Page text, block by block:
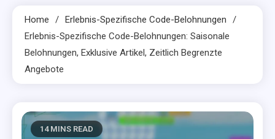
Home
Erlebnis-Spezifische Code-Belohnungen
Erlebnis-Spezifische Code-Belohnungen: Saisonale
Belohnungen, Exklusive Artikel, Zeitlich Begrenzte
Angebote
14 MINS READ